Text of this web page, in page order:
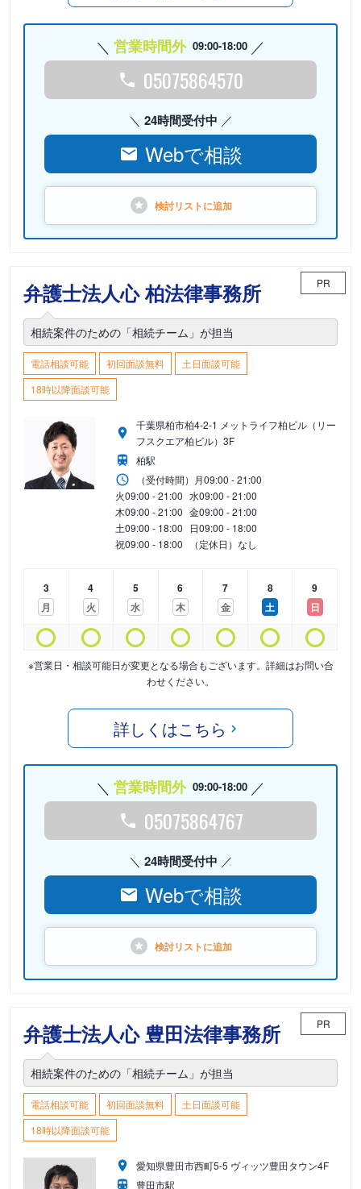
営業時間外 09:00-18:00
05075864570
24時間受付中
Webで相談
検討リストに追加
弁護士法人心 柏法律事務所 PR
相続案件のための「相続チーム」が担当
電話相談可能 初回面談無料
土日面談可能
18時以降面談可能
千葉県柏市柏4-2-1 メットライフ柏ビル（リー
フスクエア柏ビル）3F
柏駅
（受付時間） 月09:00 - 21:00
火09:00 - 21:00 水09:00 - 21:00
木09:00 - 21:00 金09:00 - 21:00
土09:00 - 18:00 日09:00 - 18:00
祝09:00 - 18:00 （定休日）なし
3
月
4
火
5
水
6
木
7
金
8
土
9
日
※営業日・相談可能日が変更となる場合もございます。詳細はお問い合
わせください。
詳しくはこちら
営業時間外 09:00-18:00
05075864767
24時間受付中
Webで相談
検討リストに追加
弁護士法人心 豊田法律事務所 PR
相続案件のための「相続チーム」が担当
電話相談可能 初回面談無料
土日面談可能
18時以降面談可能
愛知県豊田市西町5-5 ヴィッツ豊田タウン4F
豊田市駅